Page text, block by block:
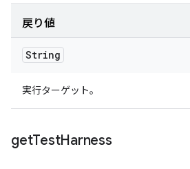
戻り値
String
実行ターゲット。
getTestHarness